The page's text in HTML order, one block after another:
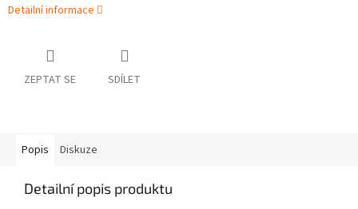
Detailní informace
ZEPTAT SE SDÍLET
Popis Diskuze
Detailní popis produktu